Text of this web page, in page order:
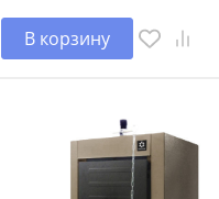
В корзину